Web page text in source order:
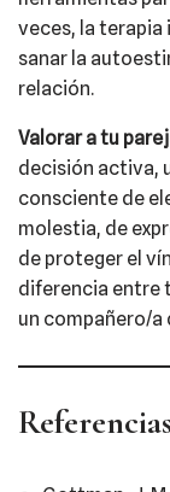
veces, la terapia
sanar la
relación.
Valorar a tu
decisión activa,
consciente de
molestia, de
de proteger el
diferencia entre
un compañero/a
Referencias